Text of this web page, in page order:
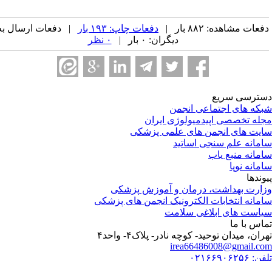
مشاهده: ۸۸۲ بار | دفعات چاپ: ۱۹۳ بار
| دفعات ارسال به
دیگران: ۰ بار |
سریع
های اجتماعی انجمن
تخصصی اپیدمیولوژی ایران
های انجمن های علمی پزشکی
علم سنجی اساتید
منبع یاب
نوپا
بهداشت، درمان و آموزش پزشکی
انتخابات الکترونیک انجمن های پزشکی
های ابلاغی سلامت
با ما
میدان توحید- کوچه نادر- پلاک۴- واحد۴‬‏